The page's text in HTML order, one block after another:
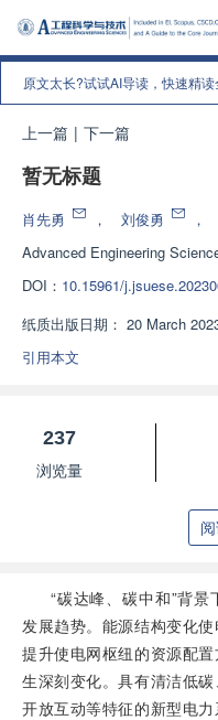
原文太长?试试AI导读，快速精读
上一篇 | 下一篇
暂无标题
肖先勇 ， 刘俊勇
，
Advanced Engineering
DOI： 10.15961/
纸质出版日期： 20 March
引用本文
237
浏览量
“碳达峰、碳中和”背
发展趋势。能源结构变化
提升使电网枢纽的资源配
生深刻变化。具有清洁低碳
开放互动等特征的新型电